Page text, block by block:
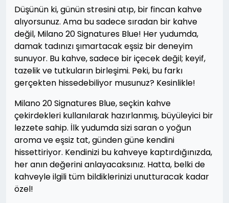
Düşünün ki, günün stresini atıp, bir fincan kahve
alıyorsunuz. Ama bu sadece sıradan bir kahve
değil, Milano 20 Signatures Blue! Her yudumda,
damak tadınızı şımartacak eşsiz bir deneyim
sunuyor. Bu kahve, sadece bir içecek değil; keyif,
tazelik ve tutkuların birleşimi. Peki, bu farkı
gerçekten hissedebiliyor musunuz? Kesinlikle!
Milano 20 Signatures Blue, seçkin kahve
çekirdekleri kullanılarak hazırlanmış, büyüleyici bir
lezzete sahip. İlk yudumda sizi saran o yoğun
aroma ve eşsiz tat, günden güne kendini
hissettiriyor. Kendinizi bu kahveye kaptırdığınızda,
her anın değerini anlayacaksınız. Hatta, belki de
kahveyle ilgili tüm bildiklerinizi unutturacak kadar
özel!